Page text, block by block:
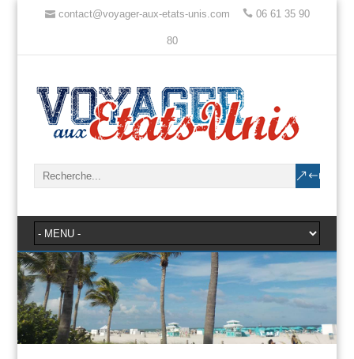
contact@voyager-aux-etats-unis.com 06 61 35 90
80